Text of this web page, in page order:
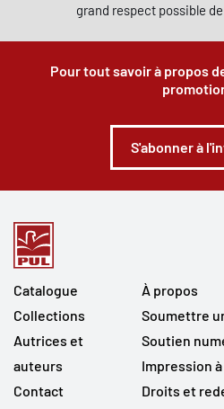
grand respect possible
Pour tout savoir à propos
S'abonner à
Catalogue
Collections
Autrices et
auteurs
Contact
À propos
Soumettre
Soutien
Impression
Droits et